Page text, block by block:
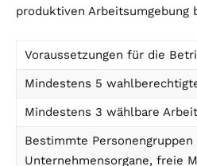
produktiven Arbeitsumgebung
Voraussetzungen für die
Mindestens 5
Mindestens 3 wählbare
Bestimmte Personengruppen
Unternehmensorgane, freie